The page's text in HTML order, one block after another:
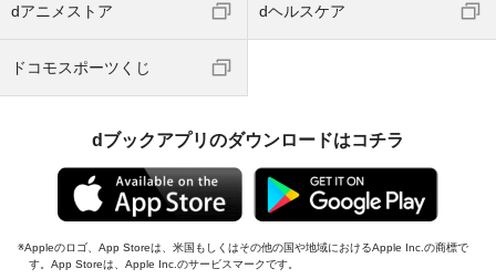
dアニメストア dヘルスケア
ドコモスポーツくじ
dブックアプリのダウンロードはコチラ
Appleのロゴ、App Storeは、米国もしくはその他の国や地域におけるApple Inc.の商標で
す。App Storeは、Apple Inc.のサービスマークです。